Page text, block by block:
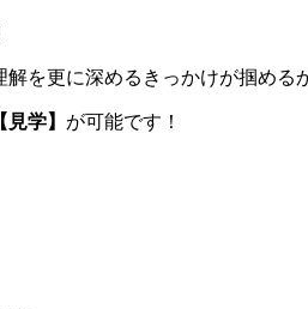
を更に深めるきっかけが掴める
【見学】 が可能です！